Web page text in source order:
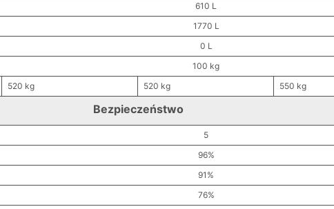
610 L
1770 L
0 L
100 kg
520 kg 520 kg 550 kg
Bezpieczeństwo
5
96%
91%
76%